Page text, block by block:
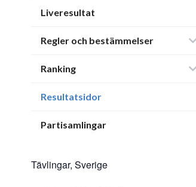
Liveresultat
Regler och bestämmelser
Ranking
Resultatsidor
Partisamlingar
Tävlingar, Sverige